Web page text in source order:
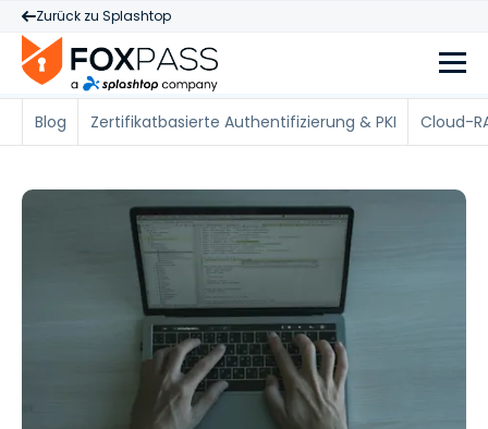
Zurück zu Splashtop
Blog Zertifikatbasierte Authentifizierung & PKI Cloud-